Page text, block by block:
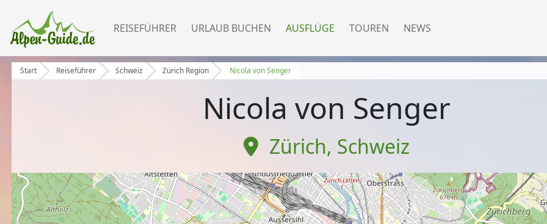
REISEFÜHRER URLAUB BUCHEN AUSFLÜGE TOUREN NEWS
Start Reiseführer Schweiz Zürich Region Nicola von Senger
Nicola von Senger
Zürich, Schweiz